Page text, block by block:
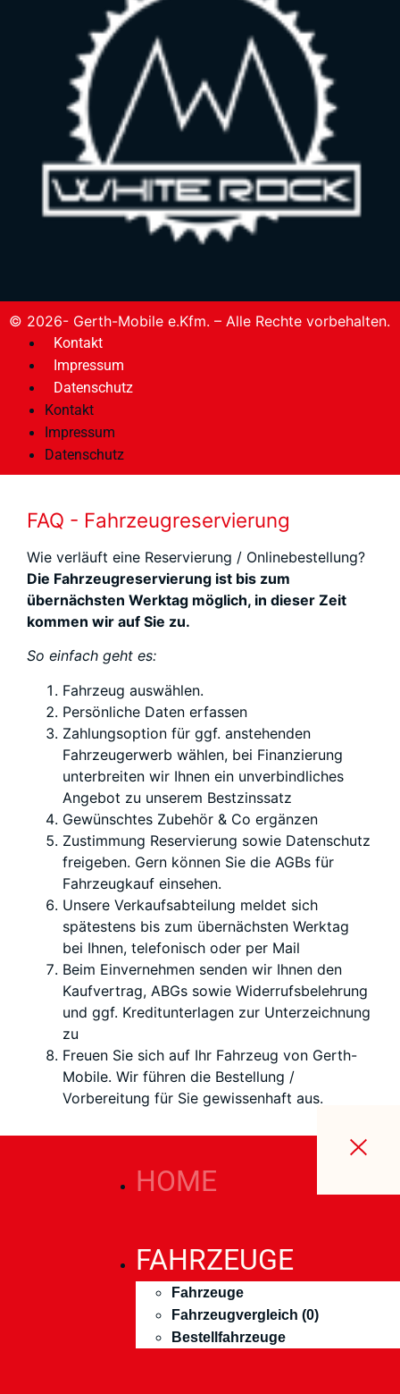
© 2026- Gerth-Mobile e.Kfm. – Alle Rechte vorbehalten.
Kontakt
Impressum
Datenschutz
Kontakt
Impressum
Datenschutz
FAQ - Fahrzeugreservierung
Wie verläuft eine Reservierung / Onlinebestellung?
Die Fahrzeugreservierung ist bis zum
übernächsten Werktag möglich, in dieser Zeit
kommen wir auf Sie zu.
So einfach geht es:
Fahrzeug auswählen.
Persönliche Daten erfassen
Zahlungsoption für ggf. anstehenden
Fahrzeugerwerb wählen, bei Finanzierung
unterbreiten wir Ihnen ein unverbindliches
Angebot zu unserem Bestzinssatz
Gewünschtes Zubehör & Co ergänzen
Zustimmung Reservierung sowie Datenschutz
freigeben. Gern können Sie die AGBs für
Fahrzeugkauf einsehen.
Unsere Verkaufsabteilung meldet sich
spätestens bis zum übernächsten Werktag
bei Ihnen, telefonisch oder per Mail
Beim Einvernehmen senden wir Ihnen den
Kaufvertrag, ABGs sowie Widerrufsbelehrung
und ggf. Kreditunterlagen zur Unterzeichnung
zu
Freuen Sie sich auf Ihr Fahrzeug von Gerth-
Mobile. Wir führen die Bestellung /
Vorbereitung für Sie gewissenhaft aus.
HOME
FAHRZEUGE
Fahrzeuge
Fahrzeugvergleich (0)
Bestellfahrzeuge